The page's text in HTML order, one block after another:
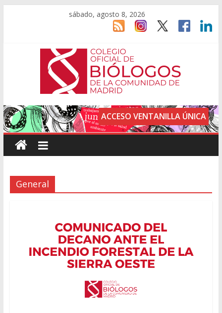
sábado, agosto 8, 2026
ACCESO VENTANILLA ÚNICA
General